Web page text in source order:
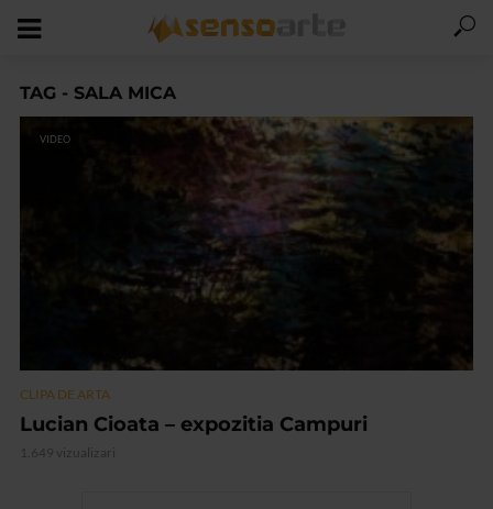
TAG - SALA MICA
VIDEO
CLIPA DE ARTA
Lucian Cioata – expozitia Campuri
1.649 vizualizari